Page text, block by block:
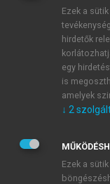
JELSZÓ ÚJRA
Kérek
Kérek
veszem és
Általános
Ezek a
hirdetők
egy
is
amelyek
↓ 2
Ezek a